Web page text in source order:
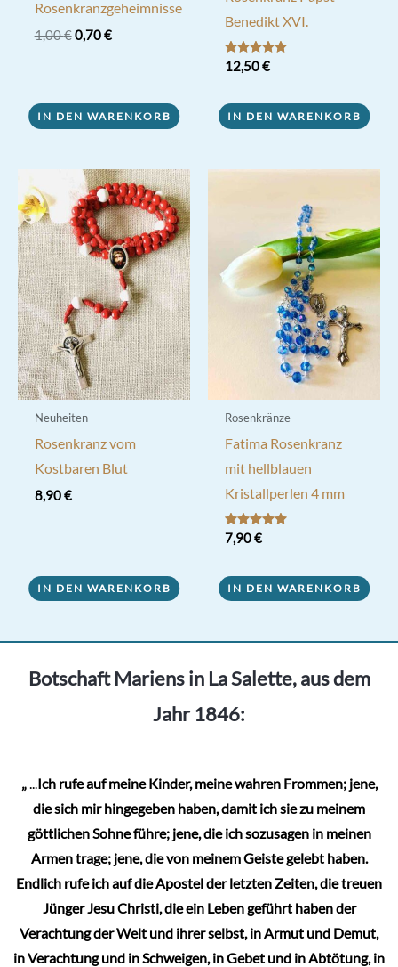
Rosenkranzgeheimnisse
1,00€ Ursprünglicher
0,70€Aktueller
IN DEN WARENKORB
Benedikt XVI.
Bewertet mit
5.00
12,50€
IN DEN WARENKORB
Neuheiten
Rosenkranz vom
Kostbaren Blut
8,90€
IN DEN WARENKORB
Rosenkränze
Fatima Rosenkranz
mit hellblauen
Kristallperlen 4 mm
Bewertet mit
5.00
7,90€
IN DEN WARENKORB
Botschaft Mariens in La Salette, aus dem
Jahr 1846:
„... Ich rufe auf meine Kinder, meine wahren Frommen; jene,
die sich mir hingegeben haben, damit ich sie zu meinem
göttlichen Sohne führe; jene, die ich sozusagen in meinen
Armen trage; jene, die von meinem Geiste gelebt haben.
Endlich rufe ich auf die Apostel der letzten Zeiten, die treuen
Jünger Jesu Christi, die ein Leben geführt haben der
Verachtung der Welt und ihrer selbst, in Armut und Demut,
in Verachtung und in Schweigen, in Gebet und in Abtötung, in